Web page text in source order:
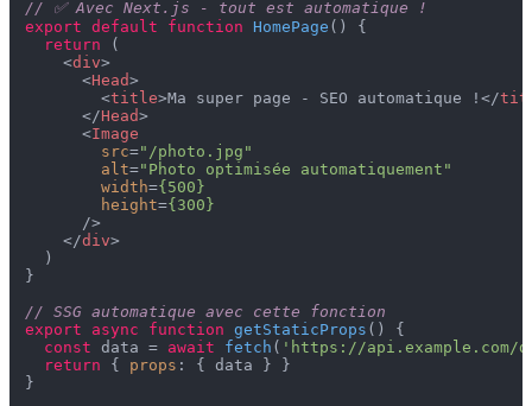
// ✅ Avec Next.js - tout est automatique !
export default function HomePage ( ) {
return (
<div>
<Head>
<title>Ma super page - SEO automatique ! </
</Head>
<Image
src="/photo.jpg"
alt="Photo optimisée automatiquement"
width={500}
height={300}
      />
</div>
  )
}
// SSG automatique avec cette fonction
export
async function getStaticProps ( ) {
const data = await fetch ( 'https://api.example.com/
return { props : { data } }